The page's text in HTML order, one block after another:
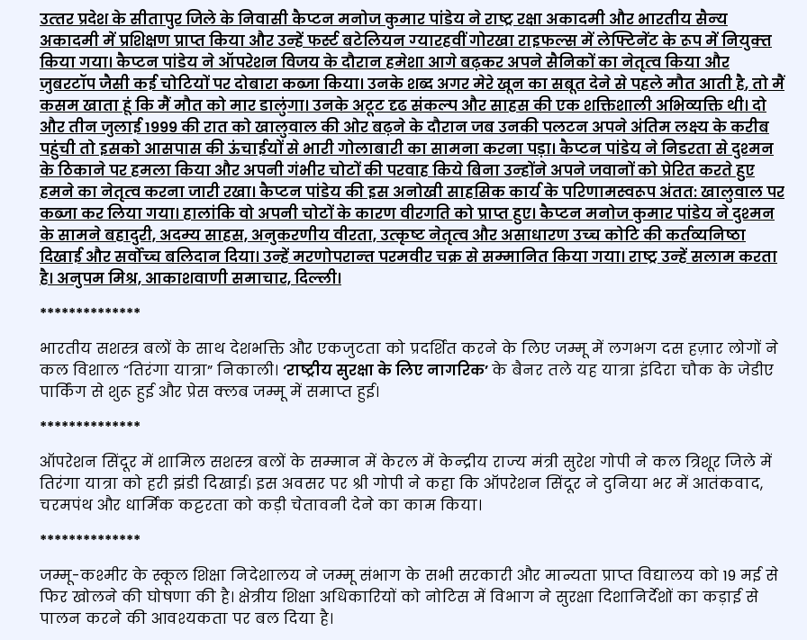
उत्‍तर प्रदेश के सीतापुर जिले के निवासी कैप्‍टन मनोज कुमार पांडेय ने राष्‍ट्र रक्षा अकादमी और भारतीय सैन्‍य
अकादमी में प्रशिक्षण प्राप्‍त किया और उन्‍हें फर्स्‍ट बटेलियन ग्‍यारहवीं गोरखा राइफल्‍स में लेफ्टिनेंट के रूप में नियुक्‍त
किया गया। कैप्‍टन पांडेय ने ऑपरेशन विजय के दौरान हमेशा आगे बढ़कर अपने सैनिकों का नेतृत्‍व किया और
जुबरटॉप जैसी कई चोटियों पर दोबारा कब्‍जा किया। उनके शब्‍द अगर मेरे खून का सबूत देने से पहले मौत आती है, तो मैं
कसम खाता हूं कि मैं मौत को मार डालुंगा। उनके अटूट दृढ संकल्‍प और साहस की एक शक्तिशाली अभिव्‍यक्ति थी। दो
और तीन जुलाई 1999 की रात को खालुवाल की ओर बढ़ने के दौरान जब उनकी पलटन अपने अंतिम लक्ष्‍य के करीब
पहुंची तो इसको आसपास की ऊंचा‍ईयों से भारी गोलाबारी का सामना करना पड़ा। कैप्‍टन पांडेय ने निडरता से दुश्‍मन
के ठिकाने पर हमला किया और अपनी गंभीर चोटों की परवाह किये बिना उन्‍होंने अपने जवानों को प्रेरित करते हुए
हमने का नेतृत्‍व करना जारी रखा। कैप्‍टन पांडेय की इस अनोखी साहसिक कार्य के परिणामस्‍वरूप अंतत: खालुवाल पर
कब्‍जा कर लिया गया। हालांकि वो अपनी चोटों के कारण वीरगति को प्राप्‍त हुए। कैप्‍टन मनोज कुमार पांडेय ने दुश्‍मन
के सामने बहादुरी, अदम्‍य साहस, अनुकरणीय वीरता, उत्‍कृष्‍ट नेतृत्‍व और असाधारण उच्‍च कोटि की कर्तव्‍यनिष्‍ठा
दिखाई और सर्वोच्‍च बलिदान दिया। उन्‍हें मरणोपरान्‍त परमवीर चक्र से सम्‍मानित किया गया। राष्‍ट्र उन्‍हें सलाम करता
है। अनुपम मिश्र, आकाशवाणी समाचार, दिल्‍ली।
**************
भारतीय सशस्त्र बलों के साथ देशभक्ति और एकजुटता को प्रदर्शित करने के लिए जम्मू में लगभग दस हज़ार लोगों ने
कल विशाल “तिरंगा यात्रा” निकाली। ‘राष्ट्रीय सुरक्षा के लिए नागरिक’के ​​बैनर तले यह यात्रा इंदिरा चौक के जेडीए
पार्किंग से शुरू हुई और प्रेस क्लब जम्मू में समाप्त हुई।
**************
ऑपरेशन सिंदूर में शामिल सशस्‍त्र बलों के सम्‍मान में केरल में केन्‍द्रीय राज्‍य मंत्री सुरेश गोपी ने कल त्रिशूर जिले में
तिरंगा यात्रा को हरी झंडी दिखाई। इस अवसर पर श्री गोपी ने कहा कि ऑपरेशन सिंदूर ने दुनिया भर में आतंकवाद,
चरमपंथ और धार्मिक कट्टरता को कड़ी चेतावनी देने का काम किया।
**************
जम्मू-कश्मीर के स्कूल शिक्षा निदेशालय ने जम्मू संभाग के सभी सरकारी और मान्यता प्राप्त विद्यालय को 19 मई से
फिर खोलने की घोषणा की है। क्षेत्रीय शिक्षा अधिकारियों को नोटिस में विभाग ने सुरक्षा दिशानिर्देशों का कड़ाई से
पालन करने की आवश्यकता पर बल दिया है।